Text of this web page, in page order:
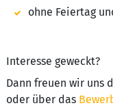
ohne Feiertag
Interesse geweckt?
Dann freuen wir uns
oder über das